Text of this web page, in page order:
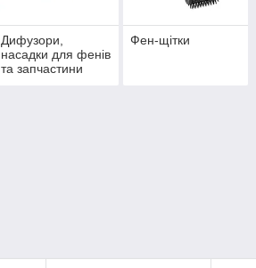
Дифузори,
насадки для фенів
та запчастини
Фен-щітки